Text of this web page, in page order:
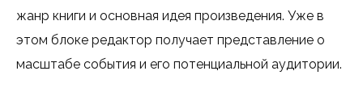
жанр книги и основная идея произведения. Уже в
этом блоке редактор получает представление о
масштабе события и его потенциальной аудитории.